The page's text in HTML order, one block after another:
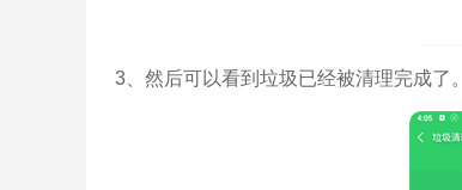
3、然后可以看到垃圾已经被清理完成了。